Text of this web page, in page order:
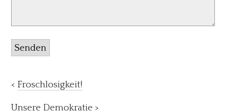
Senden
< Froschlosigkeit!
Unsere Demokratie >